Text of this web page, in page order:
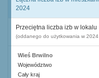
2024
Przeciętna liczba izb w lokalu
(oddanego do użytkowania w
Wieś Brwilno
Województwo
Cały kraj